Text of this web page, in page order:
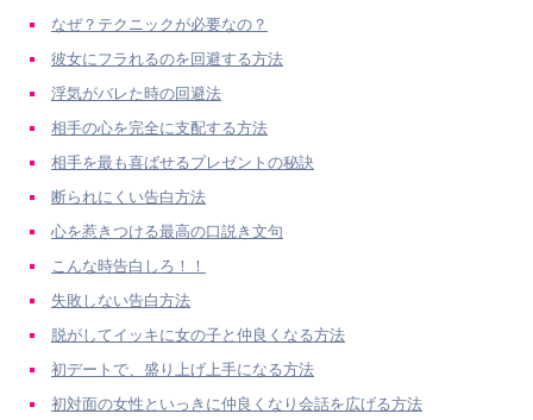
なぜ？テクニックが必要なの？
彼女にフラれるのを回避する方法
浮気がバレた時の回避法
相手の心を完全に支配する方法
相手を最も喜ばせるプレゼントの秘訣
断られにくい告白方法
心を惹きつける最高の口説き文句
こんな時告白しろ！！
失敗しない告白方法
脱がしてイッキに女の子と仲良くなる方法
初デートで、盛り上げ上手になる方法
初対面の女性といっきに仲良くなり会話を広げる方法